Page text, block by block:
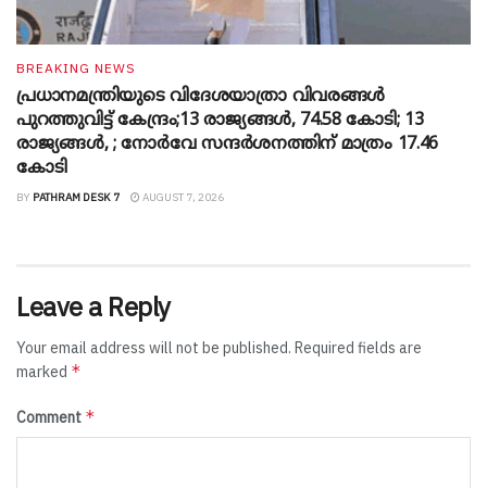
BREAKING NEWS
പ്രധാനമന്ത്രിയുടെ വിദേശയാത്രാ വിവരങ്ങൾ
പുറത്തുവിട്ട് കേന്ദ്രം;13 രാജ്യങ്ങൾ, 74.58 കോടി; 13
രാജ്യങ്ങൾ, ; നോർവേ സന്ദർശനത്തിന് മാത്രം 17.46
കോടി
BY PATHRAM DESK 7 AUGUST 7, 2026
Leave a Reply
Your email address will not be published. Required fields are
marked *
Comment *